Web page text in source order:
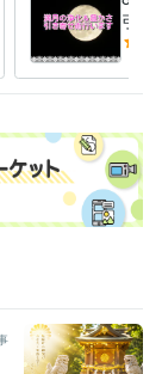
引き
ワー